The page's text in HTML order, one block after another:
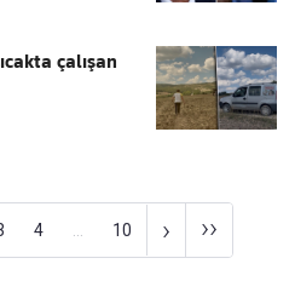
çalışan
4 10 › ››